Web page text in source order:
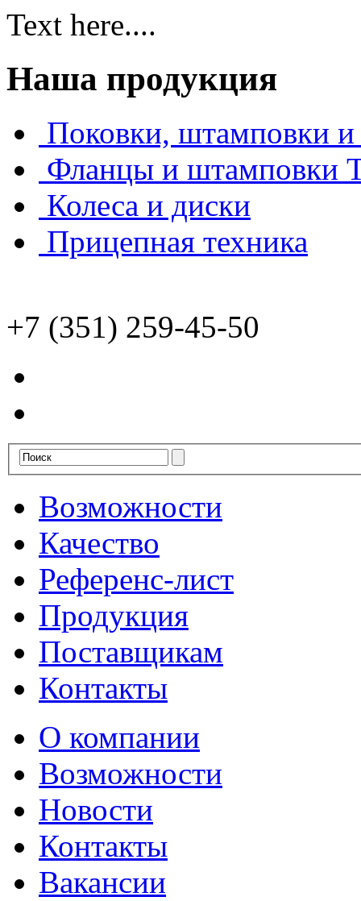
Text here....
Наша продукция
Поковки, штамповки и
Фланцы и штамповки
Колеса и диски
Прицепная техника
+7 (351) 259-45-50
Возможности
Качество
Референс-лист
Продукция
Поставщикам
Контакты
О компании
Возможности
Новости
Контакты
Вакансии